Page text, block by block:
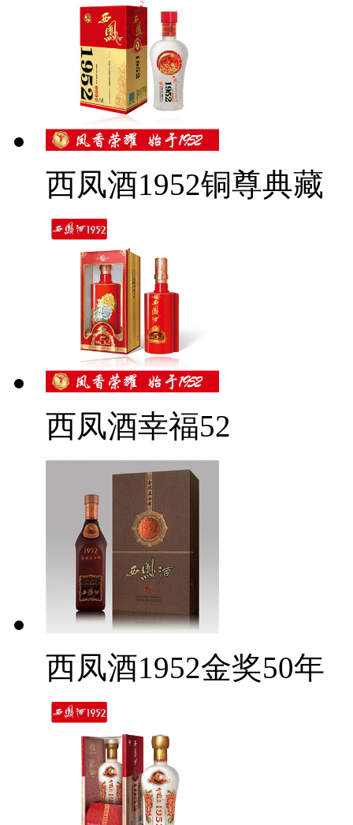
西凤酒1952铜尊典藏
西凤酒幸福52
西凤酒1952金奖50年